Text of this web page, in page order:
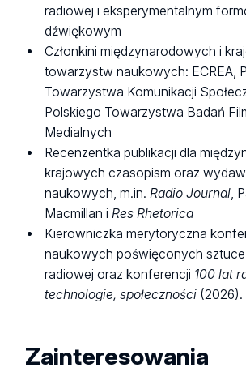
radiowej i eksperymentalnym
dźwiękowym
Członkini międzynarodowych i
towarzystw naukowych: ECREA,
Towarzystwa Komunikacji
Polskiego Towarzystwa Badań
Medialnych
Recenzentka publikacji dla
krajowych czasopism oraz
naukowych, m.in.Radio Journal,
Macmillan iRes Rhetorica
Kierowniczka merytoryczna
naukowych poświęconych sztuce
radiowej oraz konferencji 100 lat
technologie, społeczności (2026).
Zainteresowania